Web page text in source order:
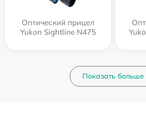
Оптический прицел
Yukon Sightline N475
Показать больше